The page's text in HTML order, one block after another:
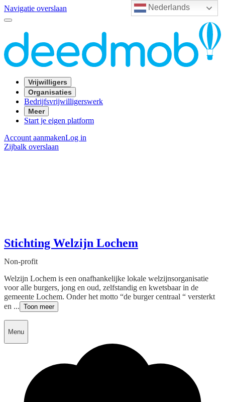
Nederlands
Navigatie overslaan
Vrijwilligers
Organisaties
Bedrijfsvrijwilligerswerk
Meer
Start je eigen platform
Account aanmakenLog in
Zijbalk overslaan
Stichting Welzijn Lochem
Non-profit
Welzijn Lochem is een onafhankelijke lokale welzijnsorganisatie
voor alle burgers, jong en oud, zelfstandig en kwetsbaar in de
gemeente Lochem. Onder het motto “de burger centraal “ versterkt
en ... Toon meer
Menu